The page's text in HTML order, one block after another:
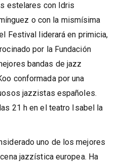
estelares con Idris
o con la mismísima
Festival liderará en primicia,
por la Fundación
bandas de jazz
conformada por una
jazzistas españoles.
21 h en el teatro Isabel la
uno de los mejores
jazzística europea. Ha